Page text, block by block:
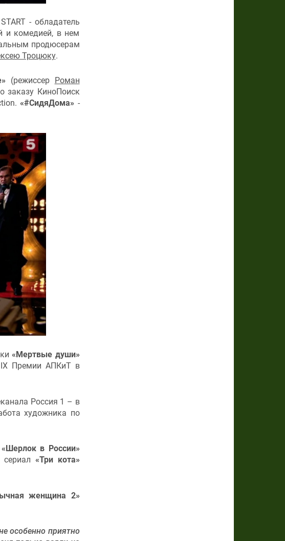
- обладатель
и комедией, в нем
продюсерам
Троцюку.
(режиссер Роман
заказу КиноПоиск
«#СидяДома» -
«Мертвые души»
IX Премии АПКиТ в
Россия 1 – в
художника по
«Шерлок в России»
«Три кота»
женщина 2»
особенно приятно